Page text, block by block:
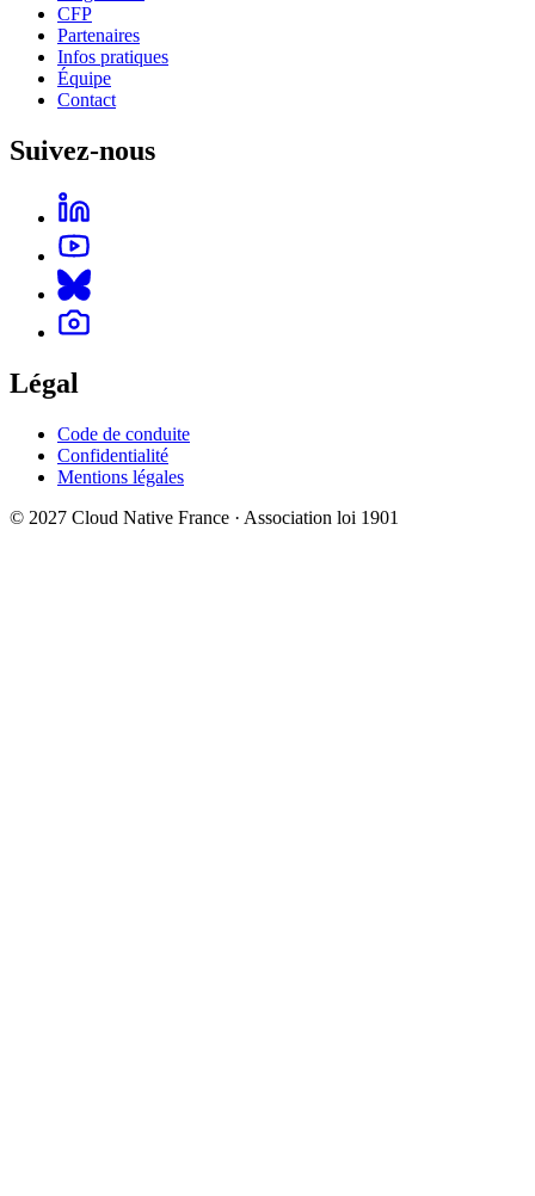
CFP
Partenaires
Infos pratiques
Équipe
Contact
Suivez-nous
Légal
Code de conduite
Confidentialité
Mentions légales
© 2027 Cloud Native France · Association loi 1901